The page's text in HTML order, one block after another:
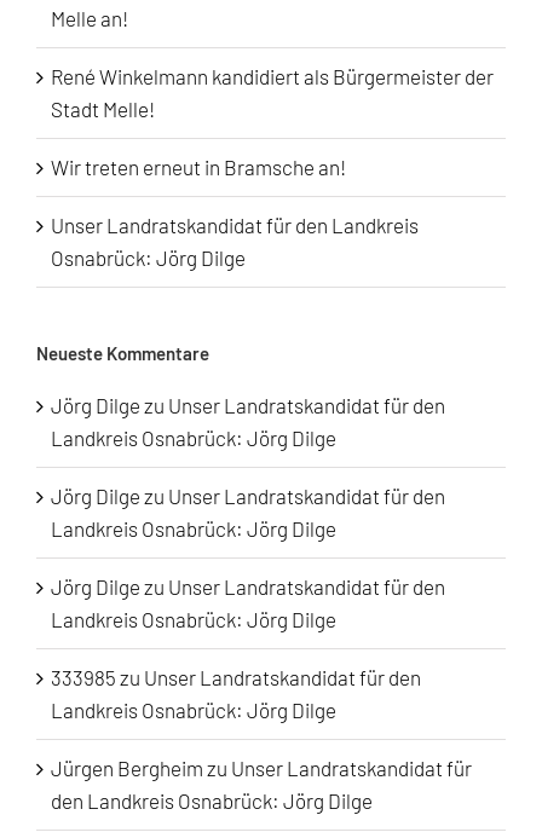
Melle an!
René Winkelmann kandidiert als Bürgermeister der
Stadt Melle!
Wir treten erneut in Bramsche an!
Unser Landratskandidat für den Landkreis
Osnabrück: Jörg Dilge
Neueste Kommentare
Jörg Dilge zu Unser Landratskandidat für den
Landkreis Osnabrück: Jörg Dilge
Jörg Dilge zu Unser Landratskandidat für den
Landkreis Osnabrück: Jörg Dilge
Jörg Dilge zu Unser Landratskandidat für den
Landkreis Osnabrück: Jörg Dilge
333985 zu Unser Landratskandidat für den
Landkreis Osnabrück: Jörg Dilge
Jürgen Bergheim zu Unser Landratskandidat für
den Landkreis Osnabrück: Jörg Dilge